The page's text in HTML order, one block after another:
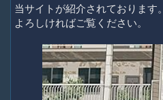
当サイトが紹介されております。
よろしければご覧ください。